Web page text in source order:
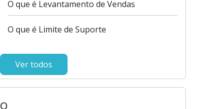
O que é Levantamento de Vendas
O que é Limite de Suporte
Ver todos
O